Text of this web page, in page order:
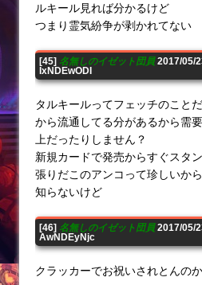
ルキール見れば分かるけど
つまり霊気紛争が剥かれてない
[45] 名無しのイゼット団員2017/05/
IxNDEwODI
タルキールってフェッチのこと
から流通してる分があるから需
上だったりしません？
新規カードで発売からすぐスタ
張りだこのアンコって珍しいか
知らないけど
[46] 名無しのイゼット団員2017/05/
AwNDEyNjc
クラッカーでお祝いされとんの